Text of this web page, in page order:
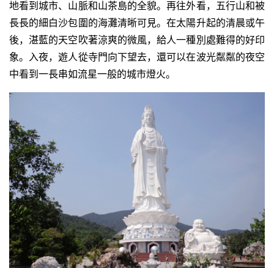
地看到城市、山脈和山茶島的全貌。再往外看，五行山和被
長長的細白沙包圍的海灘清晰可見。在太陽升起的清晨或午
後，湛藍的天空吹著涼爽的微風，給人一種別處難得的好印
象。入夜，遊人從寺門向下望去，還可以在波光粼粼的夜空
中看到一長串如流星一般的城市燈火。